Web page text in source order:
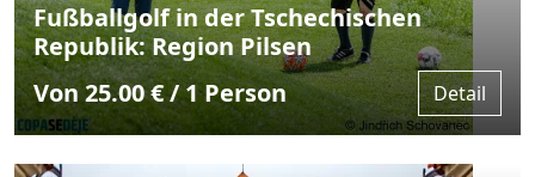
Fußballgolf in der Tschechischen
Republik: Region Pilsen
Von 25.00 € / 1 Person
Detail